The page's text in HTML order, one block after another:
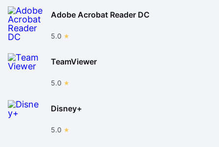
Adobe Acrobat Reader DC
5.0
TeamViewer
5.0
Disney+
5.0